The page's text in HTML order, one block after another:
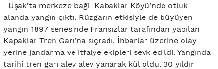
Uşak’ta merkeze bağlı Kabaklar Köyü’nde otluk
alanda yangın çıktı. Rüzgarın etkisiyle de büyüyen
yangın 1897 senesinde Fransızlar tarafından yapılan
Kapaklar Tren Garı’na sıçradı. İhbarlar üzerine olay
yerine jandarma ve itfaiye ekipleri sevk edildi. Yangında
tarihi tren garı alev alev yanarak kül oldu. 30 yıldır